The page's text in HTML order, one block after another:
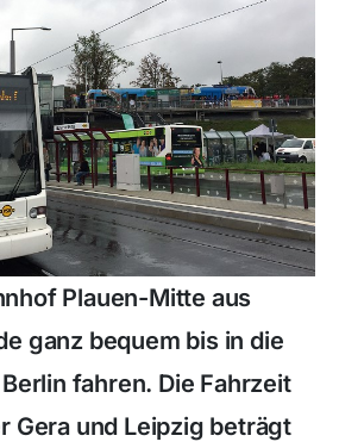
Plauen-Mitte aus
ganz bequem bis in die
fahren. Die Fahrzeit
Gera und Leipzig beträgt